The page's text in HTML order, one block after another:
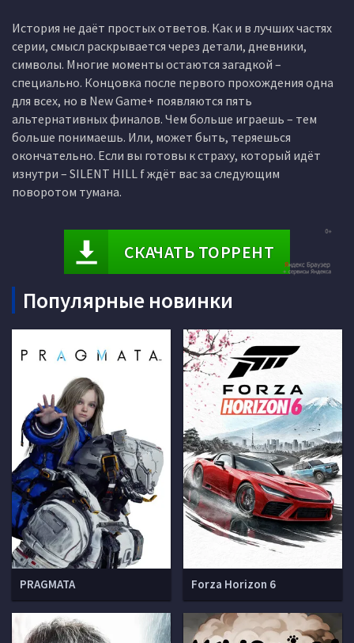
История не даёт простых ответов. Как и в лучших частях
серии, смысл раскрывается через детали, дневники,
символы. Многие моменты остаются загадкой –
специально. Концовка после первого прохождения одна
для всех, но в New Game+ появляются пять
альтернативных финалов. Чем больше играешь – тем
больше понимаешь. Или, может быть, теряешься
окончательно. Если вы готовы к страху, который идёт
изнутри – SILENT HILL f ждёт вас за следующим
поворотом тумана.
СКАЧАТЬ ТОРРЕНТ
Популярные новинки
PRAGMATA Forza Horizon 6